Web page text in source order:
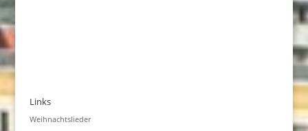
Links
Weihnachtslieder